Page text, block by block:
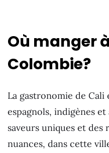
Où manger
Colombie?
La gastronomie de Cali
espagnols, indigènes
saveurs uniques et des
nuances, dans cette